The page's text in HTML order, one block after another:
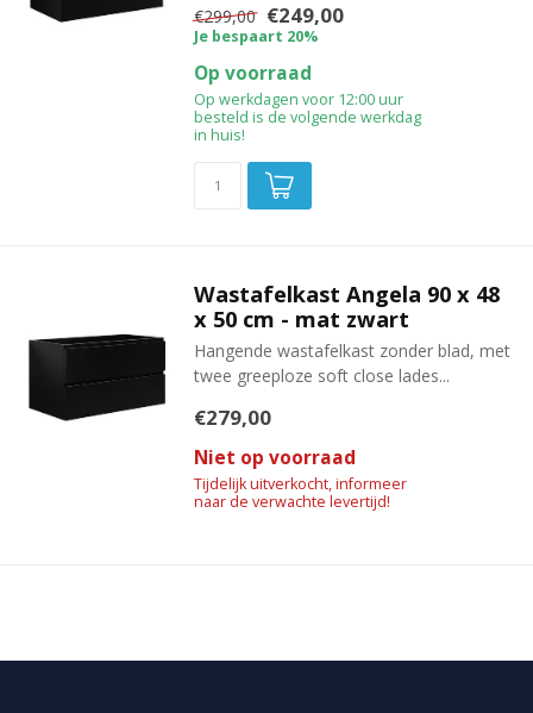
€299,00 €249,00
Je bespaart 20%
Op voorraad
Op werkdagen voor 12:00 uur
besteld is de volgende werkdag
in huis!
Wastafelkast Angela 90 x 48
x 50 cm - mat zwart
Hangende wastafelkast zonder blad, met
twee greeploze soft close lades...
€279,00
Niet op voorraad
Tijdelijk uitverkocht, informeer
naar de verwachte levertijd!